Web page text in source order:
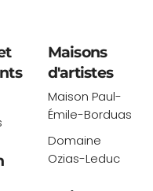
Maisons
d'artistes
Maison Paul-
Émile-Borduas
Domaine
Ozias-Leduc